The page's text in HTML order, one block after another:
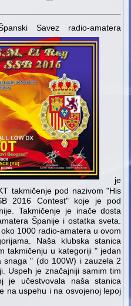
Savez radio-amatera
je
takmičenje pod nazivom "His
2016 Contest" koje je pod
Takmičenje je inače dosta
Španije i ostatka sveta.
1000 radio-amatera u ovom
Naša klubska stanica
takmičenju u kategoriji " jedan
" (do 100W) i zauzela 2
Uspeh je značajniji samim tim
učestvovala naša stanica
na uspehu i na osvojenoj lepoj